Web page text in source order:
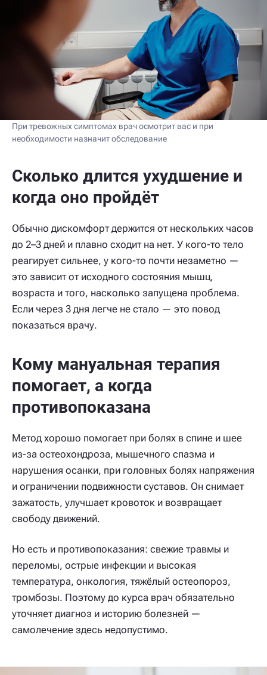
При тревожных симптомах врач осмотрит вас и при
необходимости назначит обследование
Сколько длится ухудшение и
когда оно пройдёт
Обычно дискомфорт держится от нескольких часов
до 2–3 дней и плавно сходит на нет. У кого-то тело
реагирует сильнее, у кого-то почти незаметно —
это зависит от исходного состояния мышц,
возраста и того, насколько запущена проблема.
Если через 3 дня легче не стало — это повод
показаться врачу.
Кому мануальная терапия
помогает, а когда
противопоказана
Метод хорошо помогает при болях в спине и шее
из-за остеохондроза, мышечного спазма и
нарушения осанки, при головных болях напряжения
и ограничении подвижности суставов. Он снимает
зажатость, улучшает кровоток и возвращает
свободу движений.
Но есть и противопоказания: свежие травмы и
переломы, острые инфекции и высокая
температура, онкология, тяжёлый остеопороз,
тромбозы. Поэтому до курса врач обязательно
уточняет диагноз и историю болезней —
самолечение здесь недопустимо.